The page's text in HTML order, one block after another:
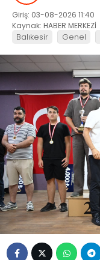
Giriş: 03-08-2026 11:40
Kaynak: HABER MERKEZİ
Balıkesir Genel